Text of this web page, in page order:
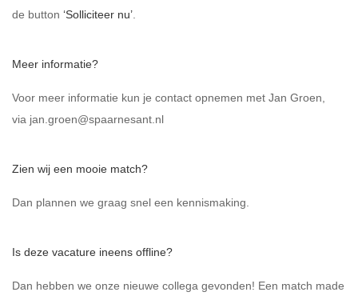
de button ‘Solliciteer nu’
Meer informatie?
Voor meer informatie kun je contact opnemen met Jan Groen,
via jan.groen@spaarnesant.nl
Zien wij een mooie match?
Dan plannen we graag snel een kennismaking.
Is deze vacature ineens offline?
Dan hebben we onze nieuwe collega gevonden! Een match made